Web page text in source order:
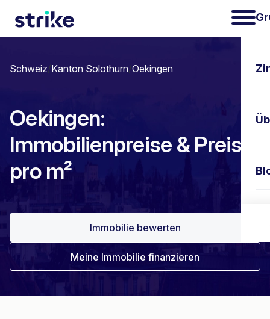
Schweiz/Kanton Solothurn/Oekingen
Oekingen:
Immobilienpreise & Preis
pro m²
Immobilie bewerten
Meine Immobilie finanzieren